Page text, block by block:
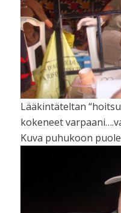
Lääkintäteltan
kokeneet
Kuva puhukoon